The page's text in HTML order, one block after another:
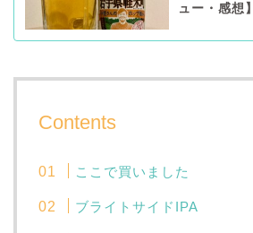
ュー・感想】
Contents
ここで買いました
ブライトサイドIPA